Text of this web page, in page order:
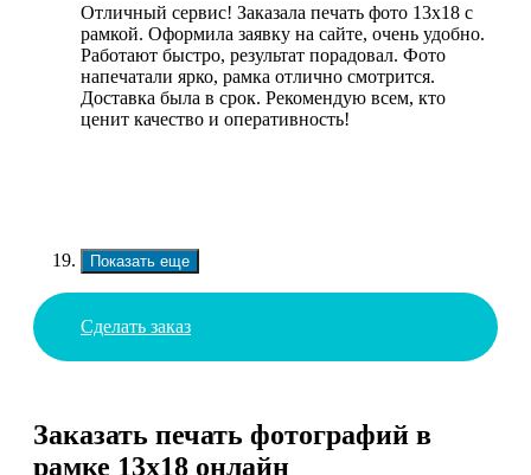
Отличный сервис! Заказала печать фото 13х18 с
рамкой. Оформила заявку на сайте, очень удобно.
Работают быстро, результат порадовал. Фото
напечатали ярко, рамка отлично смотрится.
Доставка была в срок. Рекомендую всем, кто
ценит качество и оперативность!
Показать еще
Сделать заказ
Заказать печать фотографий в
рамке 13х18 онлайн